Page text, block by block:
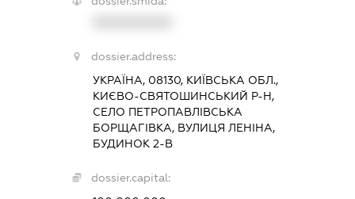
dossier.address:
УКРАЇНА, 08130, КИЇВСЬКА ОБЛ.,
КИЄВО-СВЯТОШИНСЬКИЙ Р-Н,
СЕЛО ПЕТРОПАВЛІВСЬКА
БОРЩАГІВКА, ВУЛИЦЯ ЛЕНІНА,
БУДИНОК 2-В
dossier.capital: